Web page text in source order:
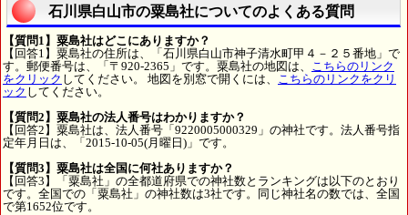
石川県白山市の粟島社についてのよくある質問
【質問1】粟島社はどこにありますか？
【回答1】粟島社の住所は、「石川県白山市神子清水町甲４－２５番地」で
す。郵便番号は、「〒920-2365」です。粟島社の地図は、 こちらのリンク
をクリック してください。 地図を別窓で開くには、 こちらのリンクをクリ
ック してください。
【質問2】粟島社の法人番号はわかりますか？
【回答2】粟島社は、法人番号「9220005000329」の神社です。法人番号指
定年月日は、「2015-10-05(月曜日)」です。
【質問3】粟島社は全国に何社ありますか？
【回答3】「粟島社」の全都道府県での神社数とランキングは以下のとおり
です。全国での「粟島社」の神社数は3社です。同じ神社名の数では、全国
で第1652位です。